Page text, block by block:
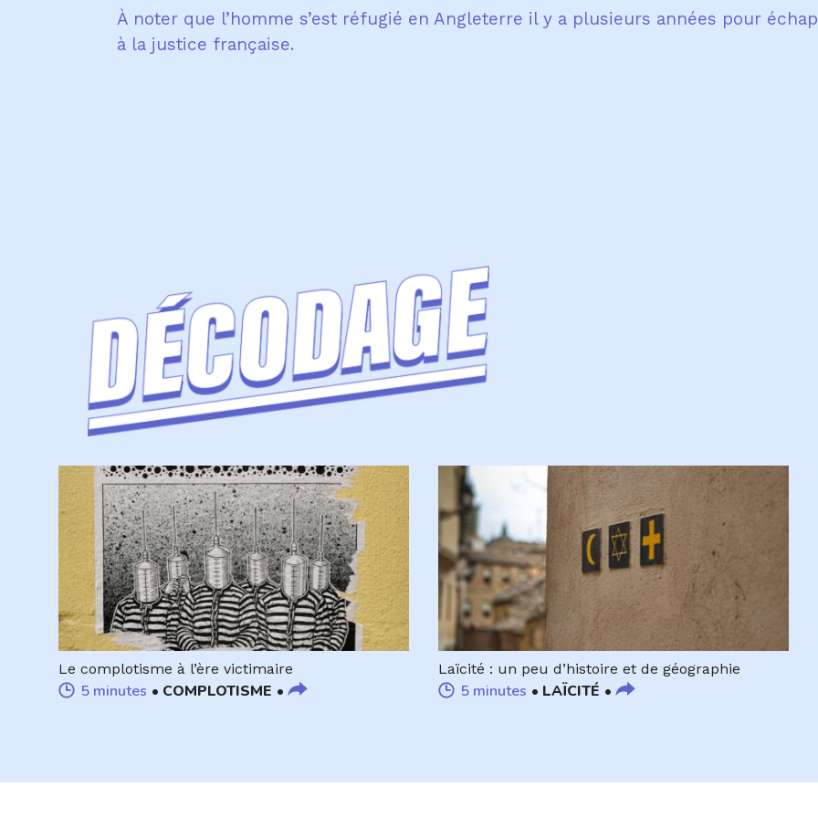
À noter que l’homme s’est réfugié en Angleterre il y a plusieurs années pour
à la justice française.
Le complotisme à l’ère victimaire
5 minutes COMPLOTISME
Laïcité : un peu d’histoire et de géographie
5 minutes LAÏCITÉ